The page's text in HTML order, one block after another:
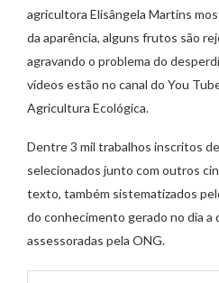
agricultora Elisângela Martins
da aparência, alguns frutos são
agravando o problema do
vídeos estão no canal do You
Agricultura Ecológica.
Dentre 3 mil trabalhos inscritos
selecionados junto com outros
texto, também sistematizados
do conhecimento gerado no dia a
assessoradas pela ONG.